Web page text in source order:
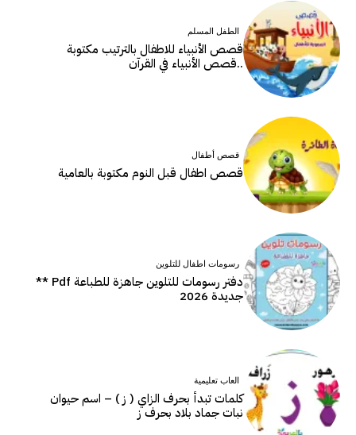
الطفل المسلم
قصص الأنبياء للاطفال بالترتيب مكتوبة
..قصص الأنبياء في القرآن
قصص أطفال
قصص اطفال قبل النوم مكتوبة بالعامية
رسومات اطفال للتلوين
دفتر رسومات للتلوين جاهزة للطباعة Pdf **
جديدة 2026
العاب تعليمية
كلمات تبدأ بحرف الزاي ( ز ) – اسم حيوان
نبات جماد بلاد بحرف ز